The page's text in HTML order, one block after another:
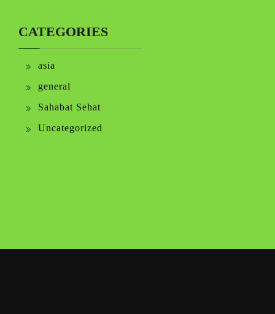
CATEGORIES
asia
general
Sahabat Sehat
Uncategorized